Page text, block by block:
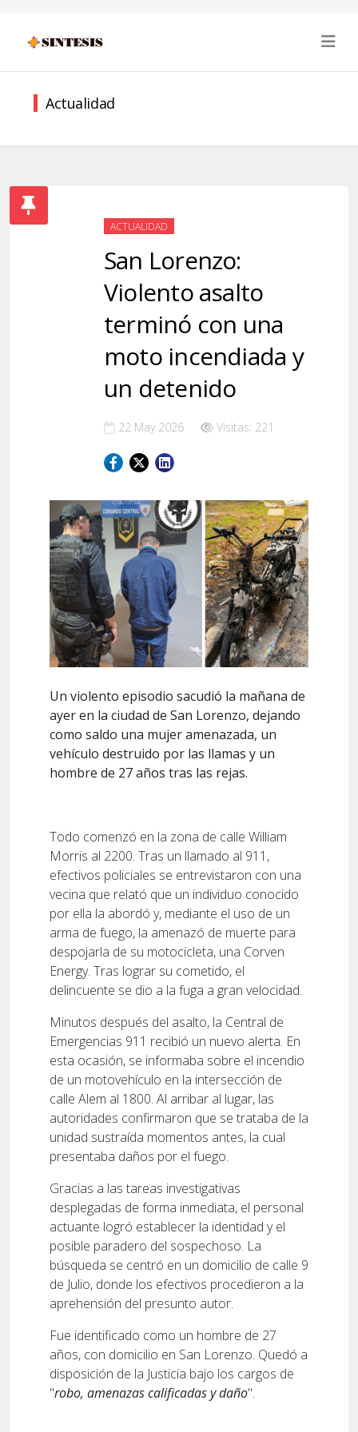
Actualidad
ACTUALIDAD
San Lorenzo:
Violento asalto
terminó con una
moto incendiada y
un detenido
22 May 2026 Visitas: 221
Un violento episodio sacudió la mañana de
ayer en la ciudad de San Lorenzo, dejando
como saldo una mujer amenazada, un
vehículo destruido por las llamas y un
hombre de 27 años tras las rejas.
Todo comenzó en la zona de calle William
Morris al 2200. Tras un llamado al 911,
efectivos policiales se entrevistaron con una
vecina que relató que un individuo conocido
por ella la abordó y, mediante el uso de un
arma de fuego, la amenazó de muerte para
despojarla de su motocicleta, una Corven
Energy. Tras lograr su cometido, el
delincuente se dio a la fuga a gran velocidad.
Minutos después del asalto, la Central de
Emergencias 911 recibió un nuevo alerta. En
esta ocasión, se informaba sobre el incendio
de un motovehículo en la intersección de
calle Alem al 1800. Al arribar al lugar, las
autoridades confirmaron que se trataba de la
unidad sustraída momentos antes, la cual
presentaba daños por el fuego.
Gracias a las tareas investigativas
desplegadas de forma inmediata, el personal
actuante logró establecer la identidad y el
posible paradero del sospechoso. La
búsqueda se centró en un domicilio de calle 9
de Julio, donde los efectivos procedieron a la
aprehensión del presunto autor.
Fue identificado como un hombre de 27
años, con domicilio en San Lorenzo. Quedó a
disposición de la Justicia bajo los cargos de
"robo, amenazas calificadas y daño".